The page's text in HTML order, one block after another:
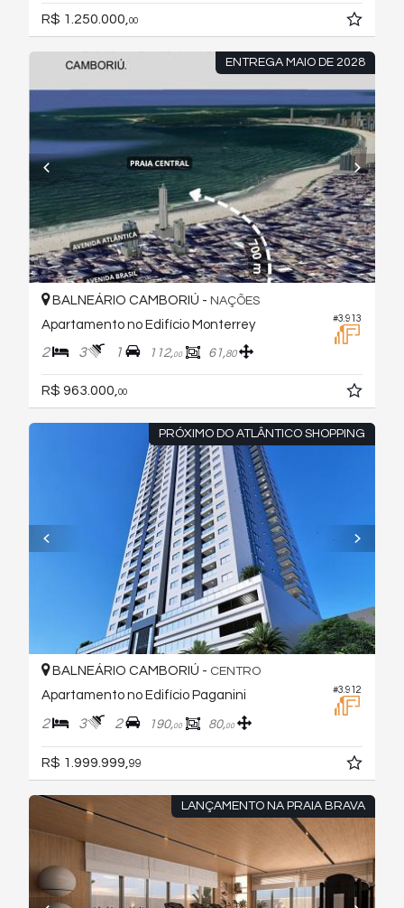
R$ 1.250.000,00
ENTREGA MAIO DE 2028
#3.913
BALNEÁRIO CAMBORIÚ - NAÇÕES
Apartamento no Edifício Monterrey
2 3 1 112,00 61,80
R$ 963.000, 00
PRÓXIMO DO ATLÂNTICO SHOPPING
#3.912
BALNEÁRIO CAMBORIÚ - CENTRO
Apartamento no Edifício Paganini
2 3 2 190,00 80,00
R$ 1.999.999, 99
LANÇAMENTO NA PRAIA BRAVA